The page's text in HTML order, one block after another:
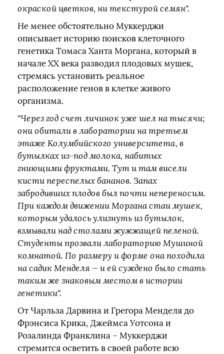
окраской цветков, ни текстурой семян".
Не менее обстоятельно Муккерджи
описывает историю поисков клеточного
генетика Томаса Ханта Моргана, который в
начале ХХ века разводил плодовых мушек,
стремясь установить реальное
расположение генов в клетке живого
организма.
"Через год счет личинок уже шел на тысячи;
они обитали в лаборатории на третьем
этаже Колумбийского университета , в
бутылках из-под молока, набитых
гниющими фруктами. Тут и там висели
кисти переспелых бананов. Запах
забродивших плодов был почти непереносим.
При каждом движении Моргана стаи мушек,
которым удалось улизнуть из бутылок,
взмывали над столами жужжащей пеленой.
Студенты прозвали лабораторию Мушиной
комнатой. По размеру и форме она походила
на садик Менделя — и ей суждено было стать
таким же знаковым местом в истории
генетики".
От Чарльза Дарвина и Грегора Менделя до
Фрэнсиса Крика, Джеймса Уотсона и
Розалинда Франклина – Муккерджи
стремится осветить в своей работе всю